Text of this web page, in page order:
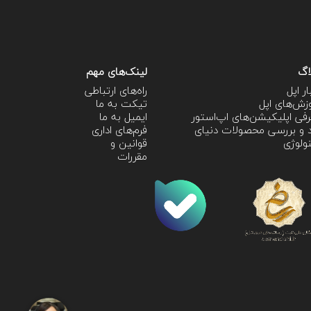
اپل
اپل
اپلیکیشن‌های اپ‌استور
و بررسی محصولات دنیای
لینک‌های مهم
راه‌های ارتباطی
تیکت به ما
ایمیل به ما
فرم‌های اداری
قوانین و
مقررات